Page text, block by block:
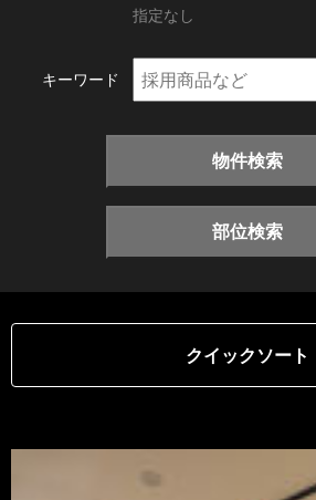
指定なし
キーワード
物件検索
部位検索
クイックソート